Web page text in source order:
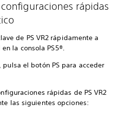
rápidas
de PS VR2 rápidamente a
la consola PS5®.
el botón PS para acceder
rápidas de PS VR2
las siguientes opciones: